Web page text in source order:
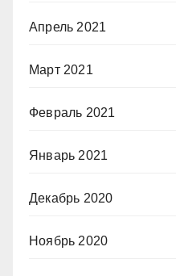
Апрель 2021
Март 2021
Февраль 2021
Январь 2021
Декабрь 2020
Ноябрь 2020